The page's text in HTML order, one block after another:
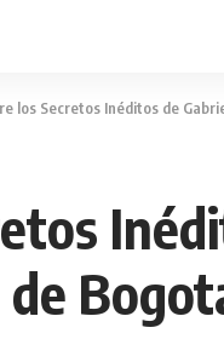
los Secretos Inéditos de